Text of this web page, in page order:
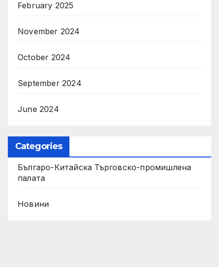
February 2025
November 2024
October 2024
September 2024
June 2024
Categories
Българо-Китайска Търговско-промишлена
палaта
Новини